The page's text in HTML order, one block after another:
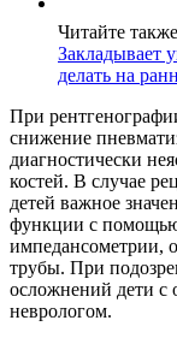
Читайте
Закладывает
делать на
При
снижение
диагностически
костей. В случае
детей важное
функции с помощью
импедансометрии,
трубы. При
осложнений дети с
неврологом.